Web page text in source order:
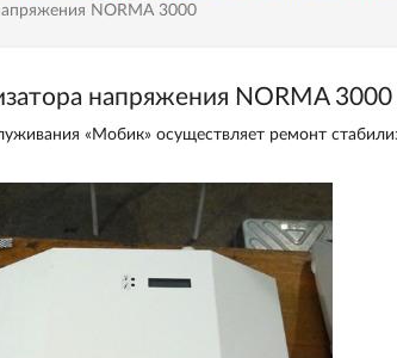
NORMA 3000
напряжения NORMA 3000
«Мобик» осуществляет ремонт